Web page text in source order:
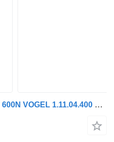
Siłownik a Bova Mercedes 600N VOGEL 1.11.04.400 Hydraulikzylinder für Bova Futura Bus